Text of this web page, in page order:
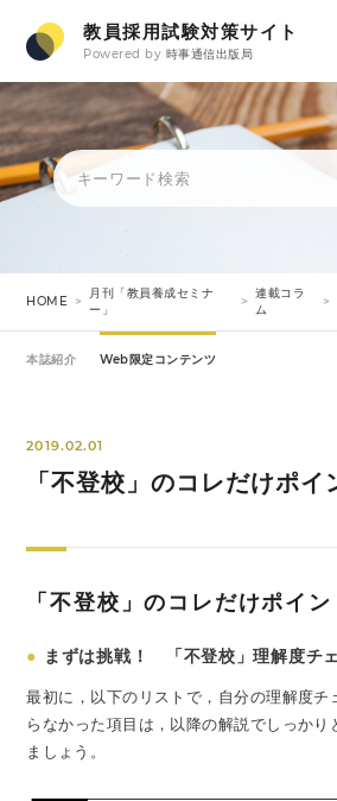
教員採用試験対策サイト
Powered by 時事通信出版局
HOME
月刊「教員養成セミナ
ー」
連載コラ
ム
本誌紹介 Web限定コンテンツ
2019.02.01
「不登校」のコレだけポイ
「不登校」のコレだけポイン
● まずは挑戦！ 「不登校」理解度チ
最初に，以下のリストで，自分の理解度
らなかった項目は，以降の解説でしっかり
ましょう。